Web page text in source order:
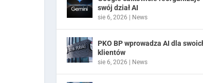
swój dział AI
sie 6, 2026 | News
PKO BP wprowadza AI dla
klientów
sie 6, 2026 | News